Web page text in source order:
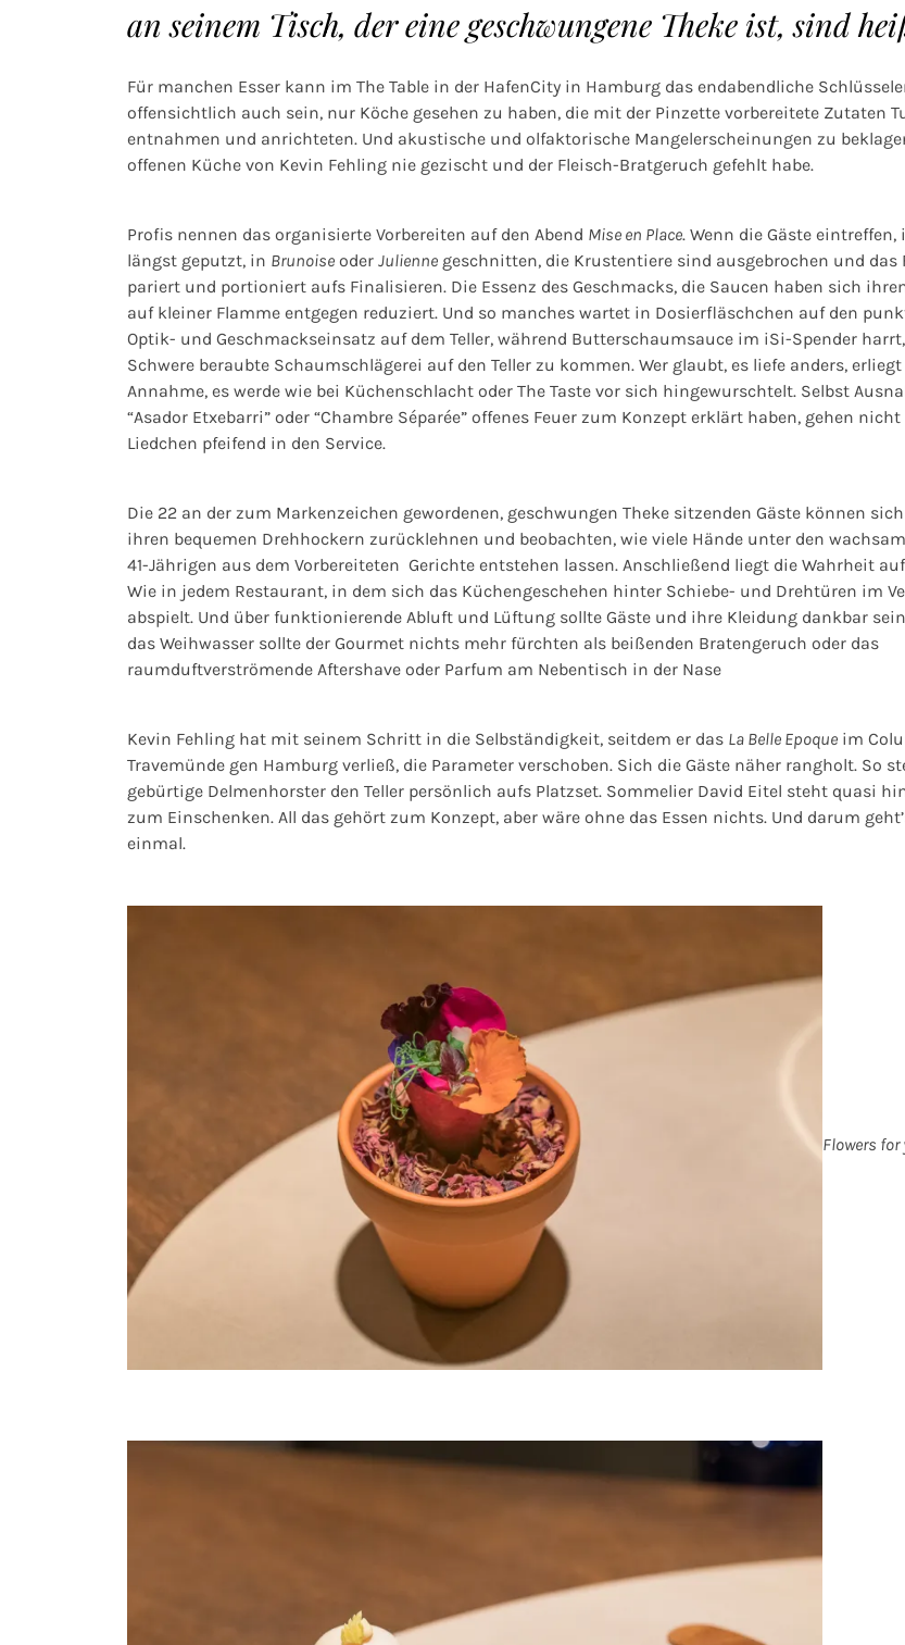
an seinem Tisch, der eine geschwungene Theke ist, sind
Für manchen Esser kann im The Table in der HafenCity in Hamburg das endabendliche
offensichtlich auch sein, nur Köche gesehen zu haben, die mit der Pinzette vorbereitete Zutaten
entnahmen und anrichteten. Und akustische und olfaktorische Mangelerscheinungen zu
offenen Küche von Kevin Fehling nie gezischt und der Fleisch-Bratgeruch gefehlt habe.
Profis nennen das organisierte Vorbereiten auf den Abend Mise en Place. Wenn die Gäste eintreffen,
längst geputzt, in Brunoise oder Julienne geschnitten, die Krustentiere sind ausgebrochen und das
pariert und portioniert aufs Finalisieren. Die Essenz des Geschmacks, die Saucen haben sich
auf kleiner Flamme entgegen reduziert. Und so manches wartet in Dosierfläschchen auf den
Optik- und Geschmackseinsatz auf dem Teller, während Butterschaumsauce im iSi-Spender
Schwere beraubte Schaumschlägerei auf den Teller zu kommen. Wer glaubt, es liefe anders,
Annahme, es werde wie bei Küchenschlacht oder The Taste vor sich hingewurschtelt. Selbst
“Asador Etxebarri” oder “Chambre Séparée” offenes Feuer zum Konzept erklärt haben, gehen
Liedchen pfeifend in den Service.
Die 22 an der zum Markenzeichen gewordenen, geschwungen Theke sitzenden Gäste können
ihren bequemen Drehhockern zurücklehnen und beobachten, wie viele Hände unter den
41-Jährigen aus dem Vorbereiteten Gerichte entstehen lassen. Anschließend liegt die Wahrheit auf
Wie in jedem Restaurant, in dem sich das Küchengeschehen hinter Schiebe- und Drehtüren im
abspielt. Und über funktionierende Abluft und Lüftung sollte Gäste und ihre Kleidung dankbar
das Weihwasser sollte der Gourmet nichts mehr fürchten als beißenden Bratengeruch oder das
raumduftverströmende Aftershave oder Parfum am Nebentisch in der Nase
Kevin Fehling hat mit seinem Schritt in die Selbständigkeit, seitdem er das La Belle Epoque im
Travemünde gen Hamburg verließ, die Parameter verschoben. Sich die Gäste näher rangholt. So
gebürtige Delmenhorster den Teller persönlich aufs Platzset. Sommelier David Eitel steht quasi
zum Einschenken. All das gehört zum Konzept, aber wäre ohne das Essen nichts. Und darum
einmal.
Flowers for